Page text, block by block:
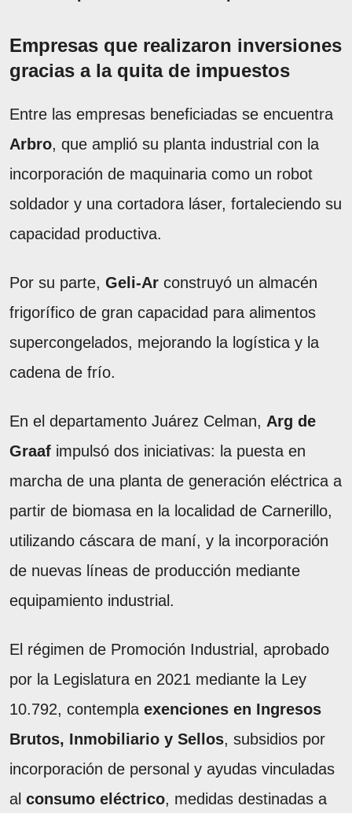
Empresas que realizaron inversiones
gracias a la quita de impuestos
Entre las empresas beneficiadas se encuentra
Arbro, que amplió su planta industrial con la
incorporación de maquinaria como un robot
soldador y una cortadora láser, fortaleciendo su
capacidad productiva.
Por su parte, Geli-Ar construyó un almacén
frigorífico de gran capacidad para alimentos
supercongelados, mejorando la logística y la
cadena de frío.
En el departamento Juárez Celman, Arg de
Graaf impulsó dos iniciativas: la puesta en
marcha de una planta de generación eléctrica a
partir de biomasa en la localidad de Carnerillo,
utilizando cáscara de maní, y la incorporación
de nuevas líneas de producción mediante
equipamiento industrial.
El régimen de Promoción Industrial, aprobado
por la Legislatura en 2021 mediante la Ley
10.792, contempla exenciones en Ingresos
Brutos, Inmobiliario y Sellos, subsidios por
incorporación de personal y ayudas vinculadas
al consumo eléctrico, medidas destinadas a